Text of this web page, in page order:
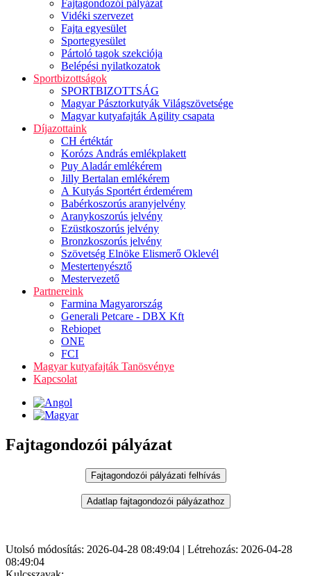
Fajtagondozói pályázat
Vidéki szervezet
Fajta egyesület
Sportegyesület
Pártoló tagok szekciója
Belépési nyilatkozatok
Sportbizottságok
SPORTBIZOTTSÁG
Magyar Pásztorkutyák Világszövetsége
Magyar kutyafajták Agility csapata
Díjazottaink
CH értéktár
Korózs András emlékplakett
Puy Aladár emlékérem
Jilly Bertalan emlékérem
A Kutyás Sportért érdemérem
Babérkoszorús aranyjelvény
Aranykoszorús jelvény
Ezüstkoszorús jelvény
Bronzkoszorús jelvény
Szövetség Elnöke Elismerő Oklevél
Mestertenyésztő
Mestervezető
Partnereink
Farmina Magyarország
Generali Petcare - DBX Kft
Rebiopet
ONE
FCI
Magyar kutyafajták Tanösvénye
Kapcsolat
Fajtagondozói pályázat
Utolsó módosítás: 2026-04-28 08:49:04 | Létrehozás: 2026-04-28
08:49:04